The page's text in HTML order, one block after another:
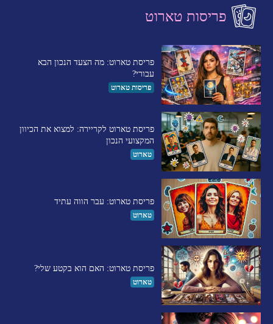
פריסות טארוט
פריסת טארוט: מה הצעד הנכון הבא
עבורי?
פריסות טארוט
פריסת טארוט לקריירה: למצוא את הכיוון
המקצועי הנכון
טארוט
פריסת טארוט: עבר הווה עתיד
טארוט
פריסת טארוט: האם הוא בקטע שלי?
טארוט